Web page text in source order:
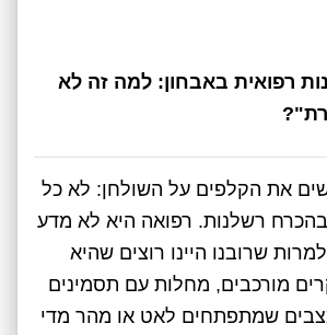
רפואית באבחון: למה זה לא
את הקלפים על השולחן: לא כל
בהכרח רשלנות. רפואה היא לא מדע
שרובנו היינו רוצים שהיא
מורכבים, מחלות עם תסמינים
שמתפתחים לאט או מהר מדי